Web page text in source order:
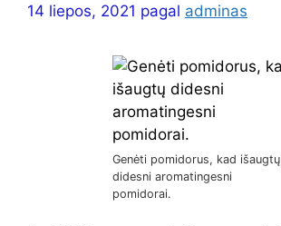
14 liepos, 2021 pagal adminas
Genėti pomidorus, kad išaugtų
didesni aromatingesni
pomidorai.